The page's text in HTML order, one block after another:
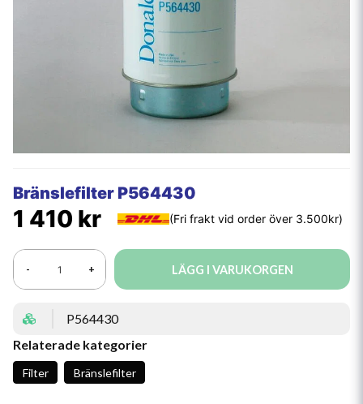
Bränslefilter P564430
1 410 kr
- + LÄGG I VARUKORGEN
P564430
Relaterade kategorier
Filter Bränslefilter